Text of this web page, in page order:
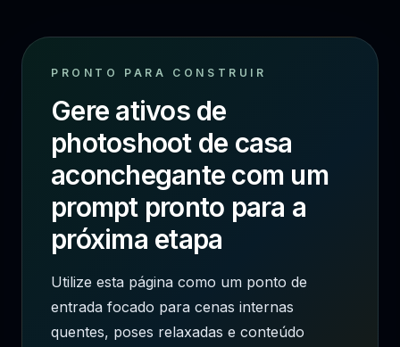
PRONTO PARA CONSTRUIR
Gere ativos de
photoshoot de casa
aconchegante com um
prompt pronto para a
próxima etapa
Utilize esta página como um ponto de
entrada focado para cenas internas
quentes, poses relaxadas e conteúdo